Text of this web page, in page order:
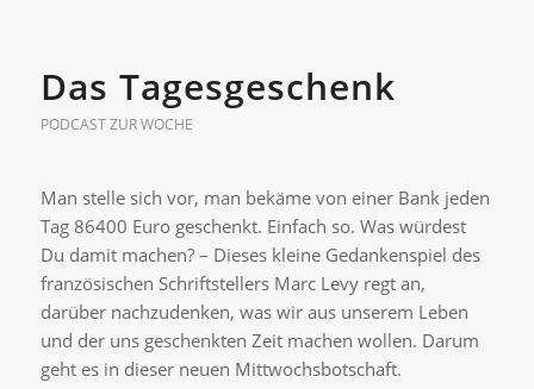
Das Tagesgeschenk
PODCAST ZUR WOCHE
Man stelle sich vor, man bekäme von einer Bank jeden
Tag 86400 Euro geschenkt. Einfach so. Was würdest
Du damit machen? – Dieses kleine Gedankenspiel des
französischen Schriftstellers Marc Levy regt an,
darüber nachzudenken, was wir aus unserem Leben
und der uns geschenkten Zeit machen wollen. Darum
geht es in dieser neuen Mittwochsbotschaft.